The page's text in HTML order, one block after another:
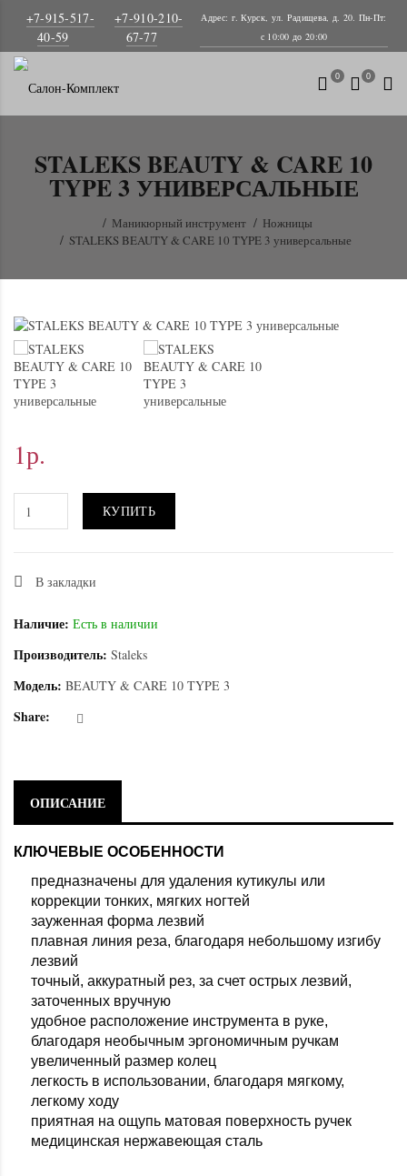
+7-915-517-
40-59
+7-910-210-
67-77
Адрес: г. Курск, ул. Радищева, д. 20. Пн-Пт:
с 10:00 до 20:00
0 0
STALEKS BEAUTY & CARE 10
TYPE 3 УНИВЕРСАЛЬНЫЕ
Маникюрный инструмент
Ножницы
STALEKS BEAUTY & CARE 10 TYPE 3 универсальные
1р.
КУПИТЬ
В закладки
Наличие: Есть в наличии
Производитель: Staleks
Модель: BEAUTY & CARE 10 TYPE 3
Share:
ОПИСАНИЕ
КЛЮЧЕВЫЕ ОСОБЕННОСТИ
предназначены для удаления кутикулы или
коррекции тонких, мягких ногтей
зауженная форма лезвий
плавная линия реза, благодаря небольшому изгибу
лезвий
точный, аккуратный рез, за счет острых лезвий,
заточенных вручную
удобное расположение инструмента в руке,
благодаря необычным эргономичным ручкам
увеличенный размер колец
легкость в использовании, благодаря мягкому,
легкому ходу
приятная на ощупь матовая поверхность ручек
медицинская нержавеющая сталь